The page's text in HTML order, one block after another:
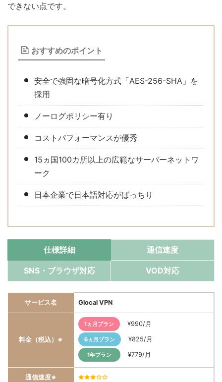
できない点です。
おすすめのポイント
安全で強固な暗号化方式「AES-256-SHA」を
採用
ノーログポリシー有り
コストパフォーマンスが優秀
15ヵ国100カ所以上の広範なサーバーネットワ
ーク
日本企業で日本語対応がばっちり
仕様詳細 通信速度
SNS・ブラウザ対応 VOD対応
サービス名 Glocal VPN
料金（税込）※
1ヵ月プラン ¥990/月
6ヵ月プラン ¥825/月
1年プラン ¥779/月
通信速度※